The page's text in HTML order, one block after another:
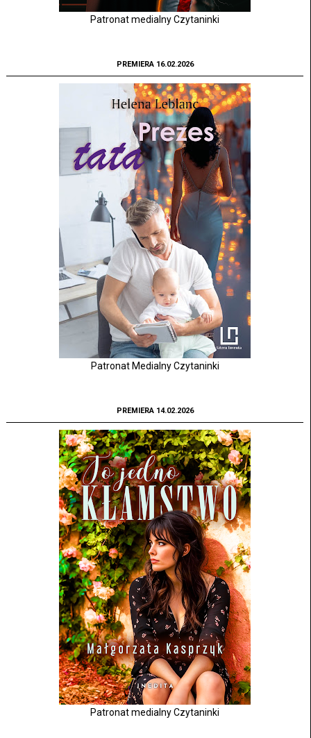
Patronat medialny Czytaninki
PREMIERA 16.02.2026
Patronat Medialny Czytaninki
PREMIERA 14.02.2026
Patronat medialny Czytaninki